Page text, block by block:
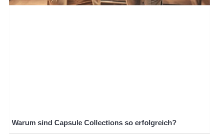
Warum sind Capsule Collections so erfolgreich?